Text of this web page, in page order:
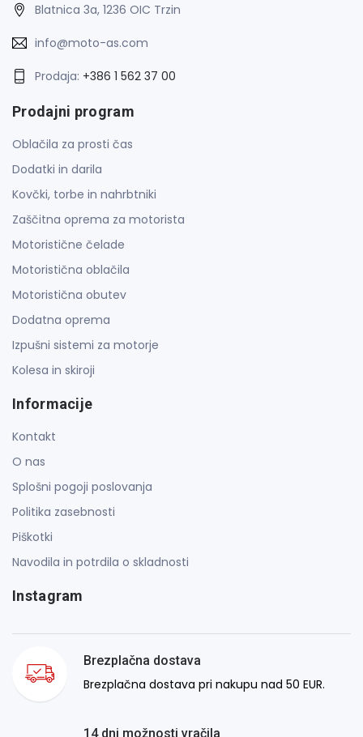
Blatnica 3a, 1236 OIC Trzin
info@moto-as.com
Prodaja: +386 1 562 37 00
Prodajni program
Oblačila za prosti čas
Dodatki in darila
Kovčki, torbe in nahrbtniki
Zaščitna oprema za motorista
Motoristične čelade
Motoristična oblačila
Motoristična obutev
Dodatna oprema
Izpušni sistemi za motorje
Kolesa in skiroji
Informacije
Kontakt
O nas
Splošni pogoji poslovanja
Politika zasebnosti
Piškotki
Navodila in potrdila o skladnosti
Instagram
Brezplačna dostava
Brezplačna dostava pri nakupu nad 50 EUR.
14 dni možnosti vračila